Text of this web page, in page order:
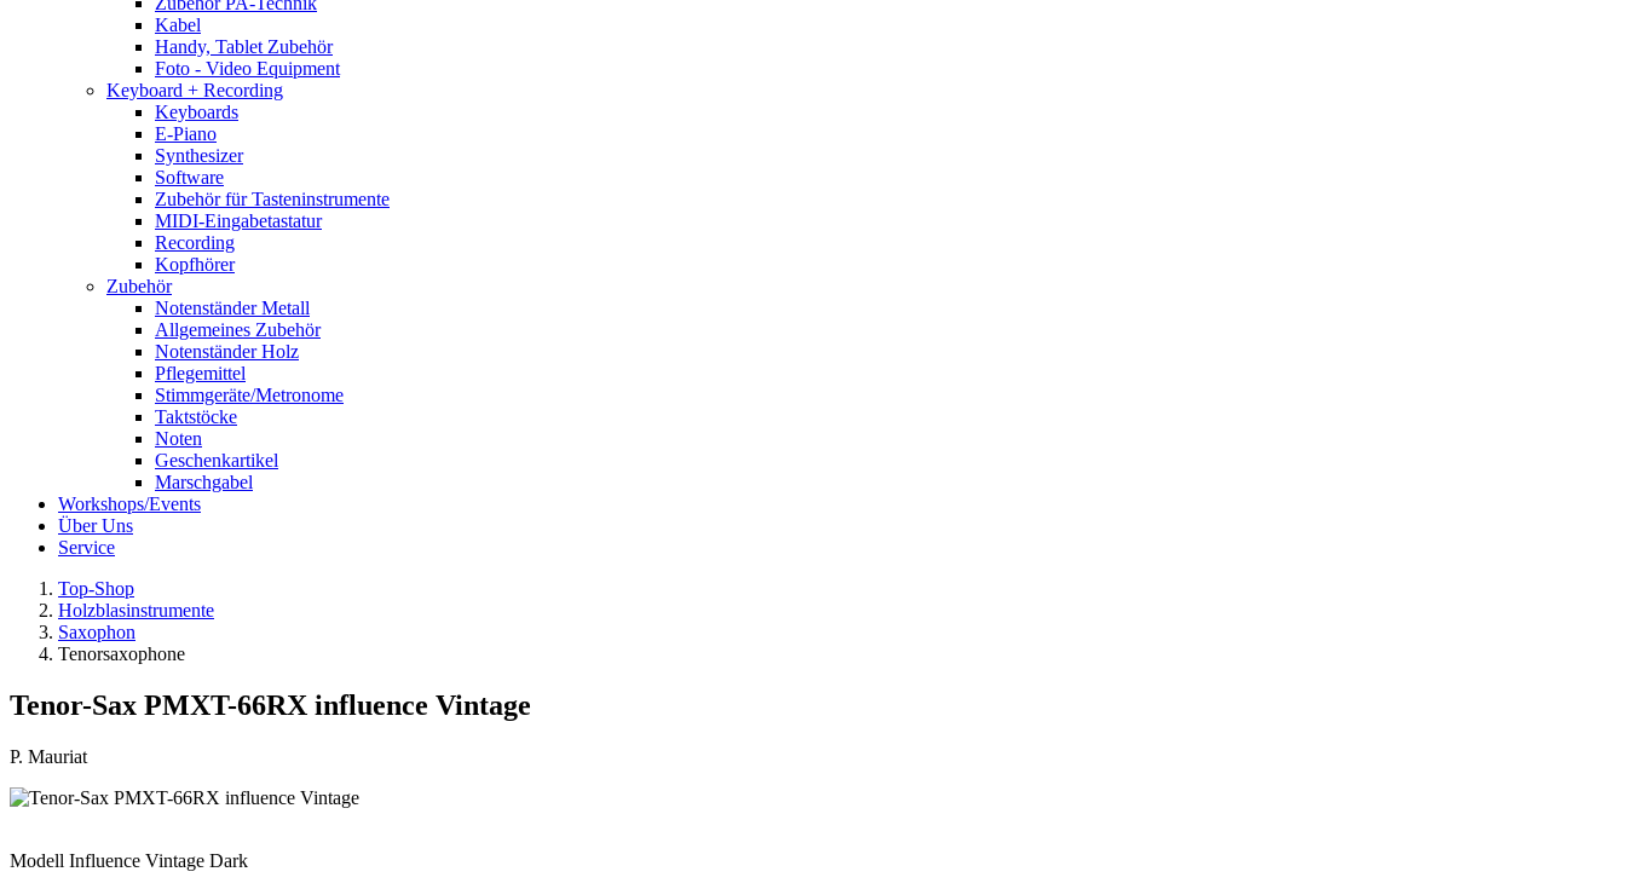
Kabel
Handy, Tablet Zubehör
Foto - Video Equipment
Keyboard + Recording
Keyboards
E-Piano
Synthesizer
Software
Zubehör für Tasteninstrumente
MIDI-Eingabetastatur
Recording
Kopfhörer
Zubehör
Notenständer Metall
Allgemeines Zubehör
Notenständer Holz
Pflegemittel
Stimmgeräte/Metronome
Taktstöcke
Noten
Geschenkartikel
Marschgabel
Workshops/Events
Über Uns
Service
Top-Shop
Holzblasinstrumente
Saxophon
Tenorsaxophone
Tenor-Sax PMXT-66RX influence Vintage
P. Mauriat
Modell Influence Vintage Dark